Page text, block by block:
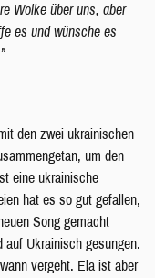
Wolke über uns, aber
es und wünsche es
den zwei ukrainischen
um den
eine ukrainische
hat es so gut gefallen,
Song gemacht
auf Ukrainisch gesungen.
vergeht. Ela ist aber